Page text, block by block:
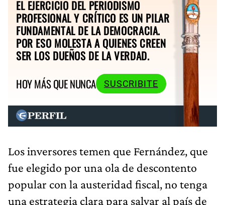
EL EJERCICIO DEL PERIODISMO
PROFESIONAL Y CRÍTICO ES UN PILAR
FUNDAMENTAL DE LA DEMOCRACIA.
POR ESO MOLESTA A QUIENES CREEN
SER LOS DUEÑOS DE LA VERDAD.
HOY MÁS QUE NUNCA
SUSCRIBITE
Los inversores temen que Fernández, que
fue elegido por una ola de descontento
popular con la austeridad fiscal, no tenga
una estrategia clara para salvar al país de